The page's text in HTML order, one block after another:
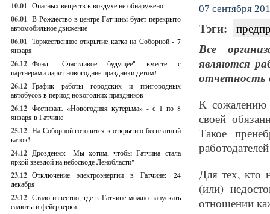
10.01 Опасных веществ в воздухе не обнаружено
06.01 В Рождество в центре Гатчины будет перекрыто
автомобильное движение
06.01 Торжественное открытие катка на Соборной - 7
января
26.12 Фонд "Счастливое будущее" вместе с
партнерами дарят новогодние праздники детям!
26.12 График работы городских и пригородных
автобусов в период новогодних праздников
26.12 Фестиваль «Новогодняя кутерьма» - с 1 по 8
января в Гатчине
25.12 На Соборной готовится к открытию бесплатный
каток!
24.12 Дрозденко: "Мы хотим, чтобы Гатчина стала
яркой звездой на небосводе Ленобласти"
23.12 Отключение электроэнергии в Гатчине: 24
декабря
23.12 Стало известно, где в Гатчине можно запускать
салюты и фейерверки
07 сентября
Тэги:
Все
являются
К сожалению
своей
Такое
Для тех, кто
(или)
отношении